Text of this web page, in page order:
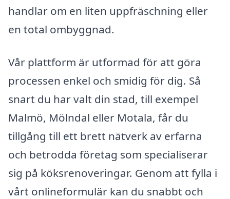
handlar om en liten uppfräschning eller
en total ombyggnad.
Vår plattform är utformad för att göra
processen enkel och smidig för dig. Så
snart du har valt din stad, till exempel
Malmö, Mölndal eller Motala, får du
tillgång till ett brett nätverk av erfarna
och betrodda företag som specialiserar
sig på köksrenoveringar. Genom att fylla i
vårt onlineformulär kan du snabbt och